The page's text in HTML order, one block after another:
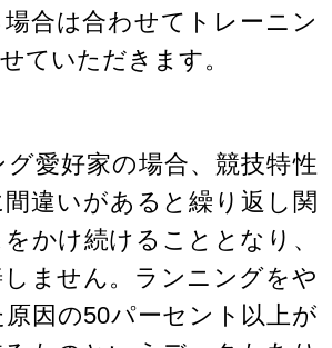
合は合わせてトレーニン
ていただきます。
愛好家の場合、競技特性
違いがあると繰り返し関
かけ続けることとなり、
ません。ランニングをや
因の50パーセント以上が